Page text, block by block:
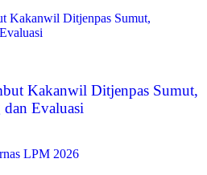
Kakanwil Ditjenpas Sumut,
Evaluasi